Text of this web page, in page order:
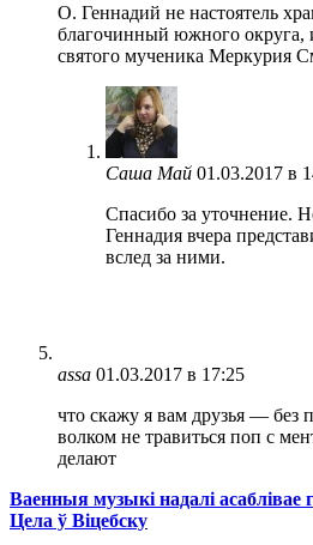
О. Геннадий не настоятель
благочинный южного округа,
святого мученика Меркурия
Саша Май 01.03.2017 в
Спасибо за уточнение.
Геннадия вчера
вслед за ними.
assa 01.03.2017 в 17:25
что скажу я вам друзья — без
волком не травиться поп с
делают
Ваенныя музыкі надалі асаблівае
Цела ў Віцебску